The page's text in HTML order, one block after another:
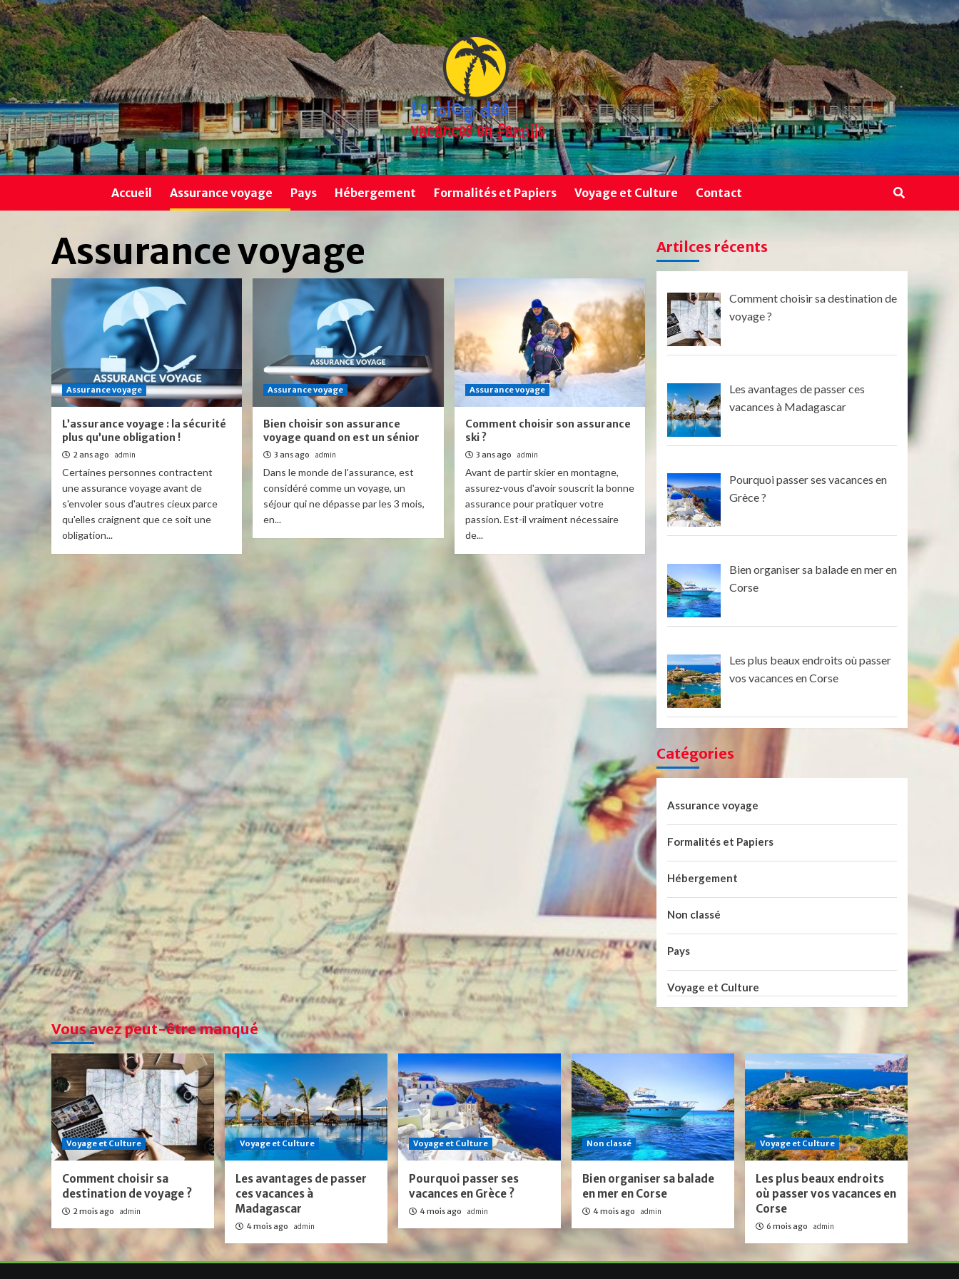
Skip
to
content
Accueil Assurance voyage Pays Hébergement Formalités et Papiers Voyage et Culture Contact
Assurance voyage
Assurance voyage
L’assurance voyage : la sécurité
plus qu’une obligation !
2 ans ago admin
Certaines personnes contractent
une assurance voyage avant de
s'envoler sous d'autres cieux parce
qu'elles craignent que ce soit une
obligation...
Assurance voyage
Bien choisir son assurance
voyage quand on est un sénior
3 ans ago admin
Dans le monde de l'assurance, est
considéré comme un voyage, un
séjour qui ne dépasse par les 3 mois,
en...
Assurance voyage
Comment choisir son assurance
ski ?
3 ans ago admin
Avant de partir skier en montagne,
assurez-vous d'avoir souscrit la bonne
assurance pour pratiquer votre
passion. Est-il vraiment nécessaire
de...
Artilces récents
Comment choisir sa destination de
voyage ?
Les avantages de passer ces
vacances à Madagascar
Pourquoi passer ses vacances en
Grèce ?
Bien organiser sa balade en mer en
Corse
Les plus beaux endroits où passer
vos vacances en Corse
Catégories
Assurance voyage
Formalités et Papiers
Hébergement
Non classé
Pays
Voyage et Culture
Vous avez peut-être manqué
Voyage et Culture
Comment choisir sa
destination de voyage ?
2 mois ago admin
Voyage et Culture
Les avantages de passer
ces vacances à
Madagascar
4 mois ago admin
Voyage et Culture
Pourquoi passer ses
vacances en Grèce ?
4 mois ago admin
Non classé
Bien organiser sa balade
en mer en Corse
4 mois ago admin
Voyage et Culture
Les plus beaux endroits
où passer vos vacances en
Corse
6 mois ago admin